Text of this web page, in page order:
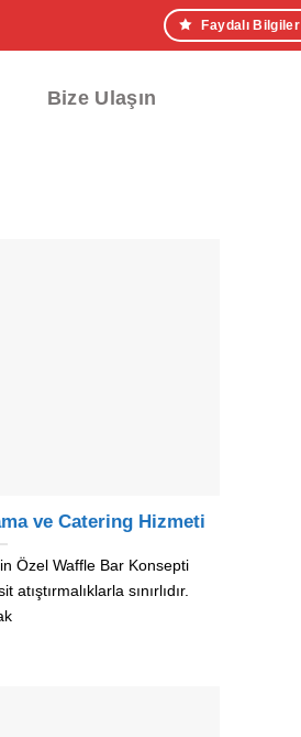
Faydalı Bilgiler
Bize Ulaşın
ve Catering Hizmeti
Özel Waffle Bar Konsepti
sınırlıdır.